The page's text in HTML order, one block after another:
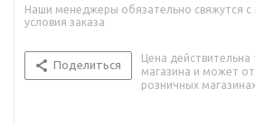
Наши менеджеры обязательно свяжутся с
условия заказа
Поделиться
Цена
магазина и может
розничных